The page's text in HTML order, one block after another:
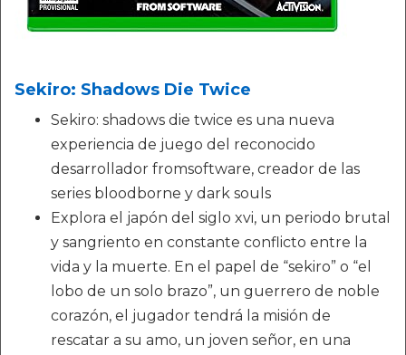
Sekiro: Shadows Die Twice
Sekiro: shadows die twice es una nueva
experiencia de juego del reconocido
desarrollador fromsoftware, creador de las
series bloodborne y dark souls
Explora el japón del siglo xvi, un periodo brutal
y sangriento en constante conflicto entre la
vida y la muerte. En el papel de “sekiro” o “el
lobo de un solo brazo”, un guerrero de noble
corazón, el jugador tendrá la misión de
rescatar a su amo, un joven señor, en una